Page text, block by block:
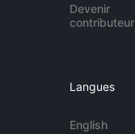
Devenir
contributeur
Langues
English